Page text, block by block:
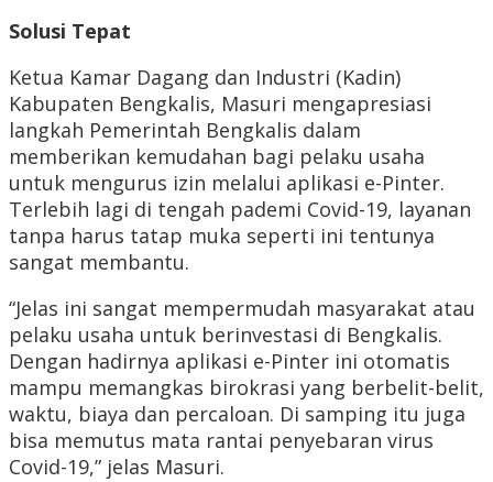
Solusi Tepat
Ketua Kamar Dagang dan Industri (Kadin)
Kabupaten Bengkalis, Masuri mengapresiasi
langkah Pemerintah Bengkalis dalam
memberikan kemudahan bagi pelaku usaha
untuk mengurus izin melalui aplikasi e-Pinter.
Terlebih lagi di tengah pademi Covid-19, layanan
tanpa harus tatap muka seperti ini tentunya
sangat membantu.
“Jelas ini sangat mempermudah masyarakat atau
pelaku usaha untuk berinvestasi di Bengkalis.
Dengan hadirnya aplikasi e-Pinter ini otomatis
mampu memangkas birokrasi yang berbelit-belit,
waktu, biaya dan percaloan. Di samping itu juga
bisa memutus mata rantai penyebaran virus
Covid-19,” jelas Masuri.